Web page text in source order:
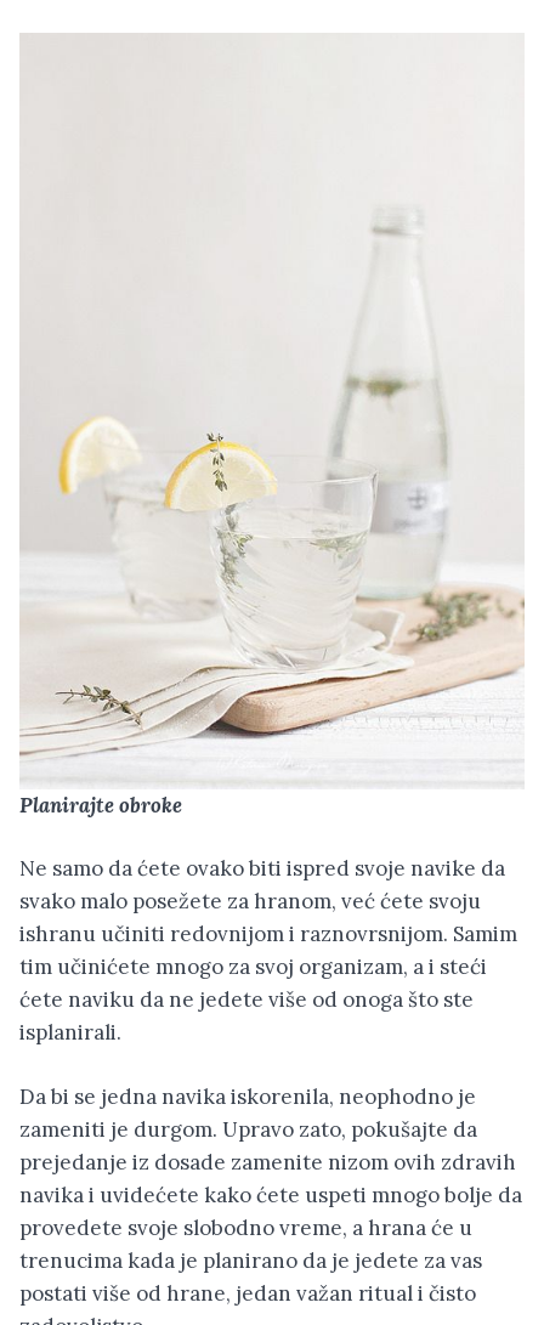
Planirajte obroke
Ne samo da ćete ovako biti ispred svoje navike da
svako malo posežete za hranom, već ćete svoju
ishranu učiniti redovnijom i raznovrsnijom. Samim
tim učinićete mnogo za svoj organizam, a i steći
ćete naviku da ne jedete više od onoga što ste
isplanirali.
Da bi se jedna navika iskorenila, neophodno je
zameniti je durgom. Upravo zato, pokušajte da
prejedanje iz dosade zamenite nizom ovih zdravih
navika i uvidećete kako ćete uspeti mnogo bolje da
provedete svoje slobodno vreme, a hrana će u
trenucima kada je planirano da je jedete za vas
postati više od hrane, jedan važan ritual i čisto